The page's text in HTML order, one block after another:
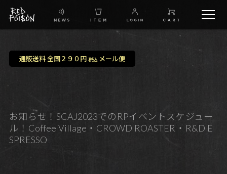
FB
通販送料 全国２９０円 税込メール便
お知らせ！SCAJ2023でのRPイベントスケジュー
ル！Coffee Village・CROWD ROASTER・R&D E
SPRESSO